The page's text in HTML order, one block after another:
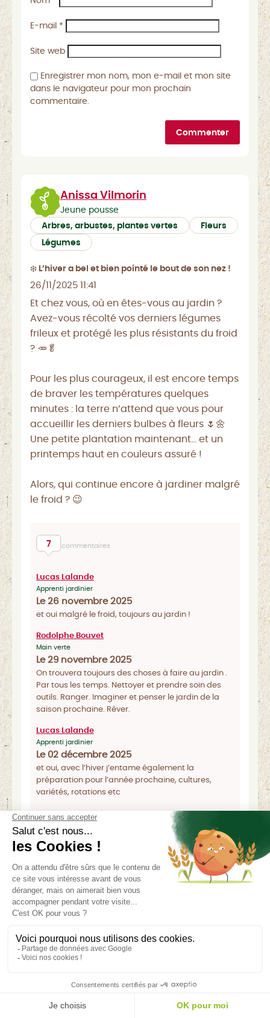
E-mail *
Site web
Enregistrer mon nom, mon e-mail et mon site
dans le navigateur pour mon prochain
commentaire.
Commenter
Anissa Vilmorin
Jeune pousse
Arbres, arbustes, plantes vertes
Fleurs
Légumes
❄️ L’hiver a bel et bien pointé le bout de son nez !
26/11/2025 11:41
Et chez vous, où en êtes-vous au jardin ?
Avez-vous récolté vos derniers légumes
frileux et protégé les plus résistants du froid
? 🥕🥬
Pour les plus courageux, il est encore temps
de braver les températures quelques
minutes : la terre n’attend que vous pour
accueillir les derniers bulbes à fleurs 🌷🌼
Une petite plantation maintenant… et un
printemps haut en couleurs assuré !
Alors, qui continue encore à jardiner malgré
le froid ? 😉
7 commentaires
Lucas Lalande
Apprenti jardinier
Le 26 novembre 2025
et oui malgré le froid, toujours au jardin !
Rodolphe Bouvet
Main verte
Le 29 novembre 2025
On trouvera toujours des choses à faire au jardin .
Par tous les temps. Nettoyer et prendre soin des
outils. Ranger. Imaginer et penser le jardin de la
saison prochaine. Rêver.
Lucas Lalande
Apprenti jardinier
Le 02 décembre 2025
et oui, avec l’hiver j’entame également la
préparation pour l’année prochaine, cultures,
variétés, rotations etc
Afficher tous les commentaires
Nom*
Site web
Enregistrer mon nom, mon e-mail et mon site
commentaire.